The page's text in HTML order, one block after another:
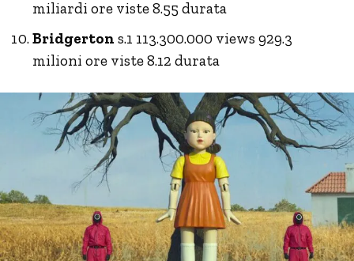
miliardi ore viste 8.55 durata
Bridgerton s.1 113.300.000 views 929.3
milioni ore viste 8.12 durata